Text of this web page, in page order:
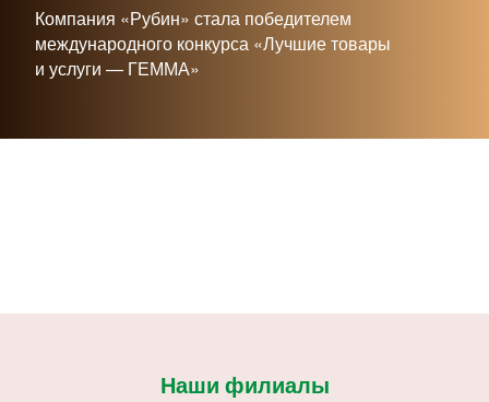
Компания «Рубин» стала победителем
международного конкурса «Лучшие товары
и услуги — ГЕММА»
Наши филиалы